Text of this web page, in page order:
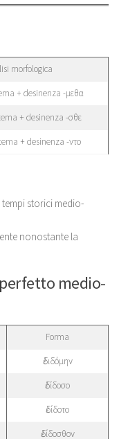
morfologica
+ desinenza -μεθα
+ desinenza -σθε
+ desinenza -ντο
storici medio-
nonostante la
medio-
Forma
ἐδιδόμην
ἐδίδοσο
ἐδίδοτο
ἐδίδοσθον